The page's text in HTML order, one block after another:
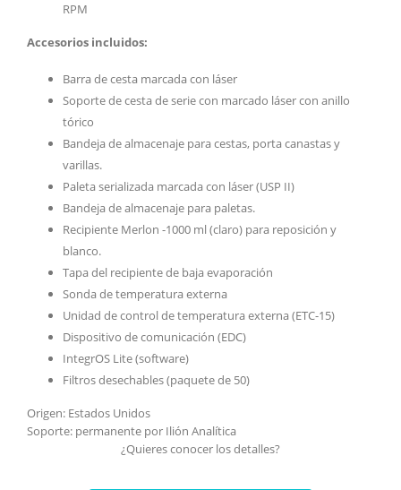
RPM
Accesorios incluidos:
Barra de cesta marcada con láser
Soporte de cesta de serie con marcado láser con anillo
tórico
Bandeja de almacenaje para cestas, porta canastas y
varillas.
Paleta serializada marcada con láser (USP II)
Bandeja de almacenaje para paletas.
Recipiente Merlon -1000 ml (claro) para reposición y
blanco.
Tapa del recipiente de baja evaporación
Sonda de temperatura externa
Unidad de control de temperatura externa (ETC-15)
Dispositivo de comunicación (EDC)
IntegrOS Lite (software)
Filtros desechables (paquete de 50)
Origen: Estados Unidos
Soporte: permanente por Ilión Analítica
¿Quieres conocer los detalles?